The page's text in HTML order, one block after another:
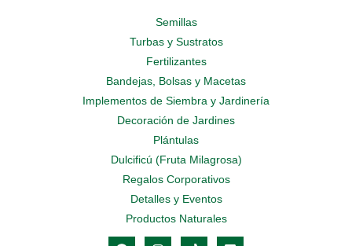
Semillas
Turbas y Sustratos
Fertilizantes
Bandejas, Bolsas y Macetas
Implementos de Siembra y Jardinería
Decoración de Jardines
Plántulas
Dulcificú (Fruta Milagrosa)
Regalos Corporativos
Detalles y Eventos
Productos Naturales